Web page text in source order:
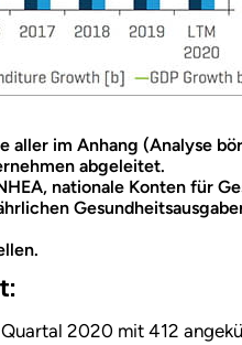
aller im Anhang (Analyse
abgeleitet.
nationale Konten für
2020 mit 412